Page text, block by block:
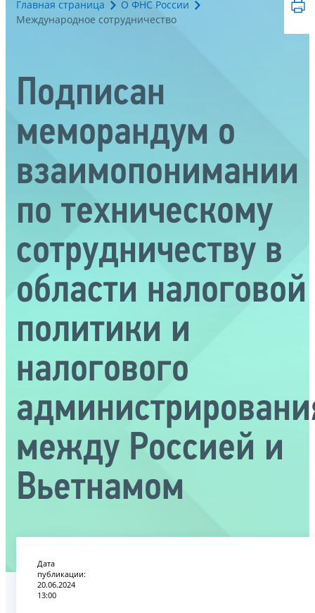
Главная страница
О ФНС России
Международное сотрудничество
Подписан
меморандум о
взаимопонимании
по техническому
сотрудничеству в
области налоговой
политики и
налогового
между Россией и
Вьетнамом
Дата
публикации:
20.06.2024
13:00